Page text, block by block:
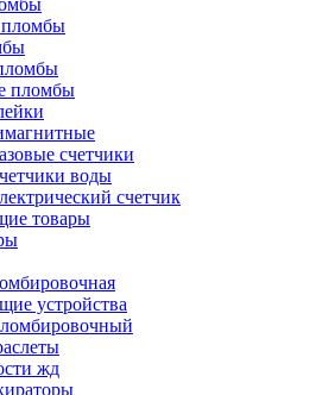
пломбы
счетчики
воды
счетчик
товары
устройства
жд